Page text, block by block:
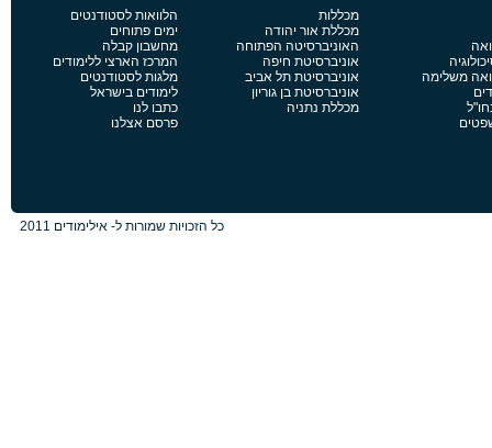
משלימה
מכללות
מכללת אור יהודה
האוניברסיטה הפתוחה
אוניברסיטת חיפה
אוניברסיטת תל אביב
אוניברסיטת בן גוריון
מכללת נתניה
הלוואות לסטודנטים
ימים פתוחים
מחשבון קבלה
המרכז הארצי ללימודים
מלגות לסטודנטים
לימודים בישראל
כתבו לנו
פרסם אצלנו
כל הזכויות שמורות ל- אילימודים 2011